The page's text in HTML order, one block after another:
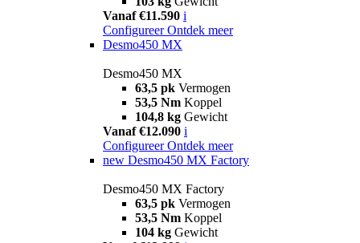
Vanaf €11.590 i
Configureer Ontdek meer
Desmo450 MX
Desmo450 MX
63,5 pk Vermogen
53,5 Nm Koppel
104,8 kg Gewicht
Vanaf €12.090 i
Configureer Ontdek meer
new Desmo450 MX Factory
Desmo450 MX Factory
63,5 pk Vermogen
53,5 Nm Koppel
104 kg Gewicht